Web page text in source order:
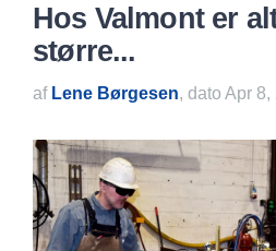
Hos Valmont er
større...
af Lene Børgesen, dato Apr